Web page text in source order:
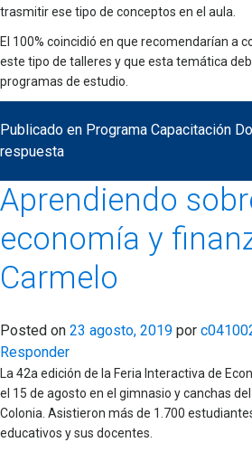
trasmitir ese tipo de conceptos en el aula.
El 100% coincidió en que recomendarían a
este tipo de talleres y que esta temática
programas de estudio.
Publicado en Programa Capacitación
respuesta
Aprendiendo
economía y
Carmelo
Posted on 23 agosto, 2019 por
Responder
La 42a edición de la Feria Interactiva de
el 15 de agosto en el gimnasio y canchas del
Colonia. Asistieron más de 1.700
educativos y sus docentes.